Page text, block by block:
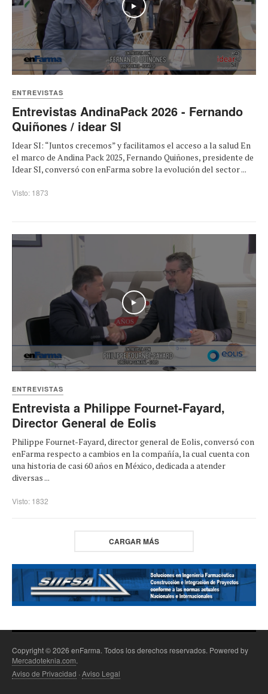
Play
ENTREVISTAS
Entrevistas AndinaPack 2026 - Fernando
Quiñones / idear SI
Idear SI: “Juntos crecemos” y facilitamos el acceso a la salud En
el marco de Andina Pack 2025, Fernando Quiñones, presidente de
Idear SI, conversó con enFarma sobre la evolución del sector ...
Visto: 1873
Play
ENTREVISTAS
Entrevista a Philippe Fournet-Fayard,
Director General de Eolis
Philippe Fournet-Fayard, director general de Eolis, conversó con
enFarma respecto a cambios en la compañía, la cual cuenta con
una historia de casi 60 años en México, dedicada a atender
diversas ...
Visto: 1832
CARGAR MÁS
Copyright © 2026 enFarma. Todos los derechos reservados. Powered by
Mercadoteknia.com.
Aviso de Privacidad · Aviso Legal